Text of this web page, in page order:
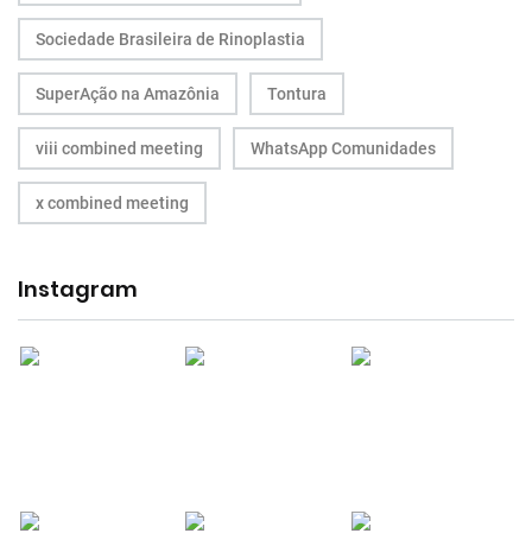
Sociedade Brasileira de Rinoplastia
SuperAção na Amazônia Tontura
viii combined meeting WhatsApp Comunidades
x combined meeting
Instagram